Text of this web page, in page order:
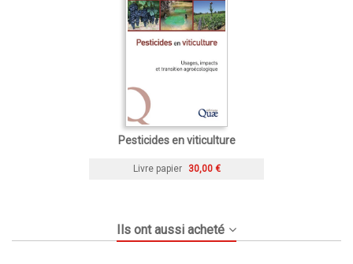
Pesticides en viticulture
Livre papier 30,00 €
Ils ont aussi acheté